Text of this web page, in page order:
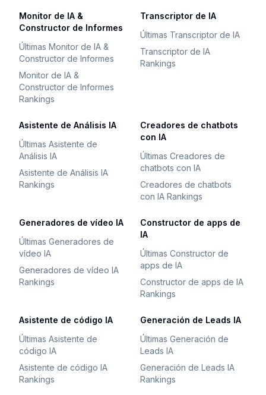
Monitor de IA &
Constructor de Informes
Últimas Monitor de IA &
Constructor de Informes
Monitor de IA &
Constructor de Informes
Rankings
Transcriptor de IA
Últimas Transcriptor de IA
Transcriptor de IA
Rankings
Asistente de Análisis IA
Últimas Asistente de
Análisis IA
Asistente de Análisis IA
Rankings
Creadores de chatbots
con IA
Últimas Creadores de
chatbots con IA
Creadores de chatbots
con IA Rankings
Generadores de vídeo IA
Últimas Generadores de
vídeo IA
Generadores de vídeo IA
Rankings
Constructor de apps de
IA
Últimas Constructor de
apps de IA
Constructor de apps de IA
Rankings
Asistente de código IA
Últimas Asistente de
código IA
Asistente de código IA
Rankings
Generación de Leads IA
Últimas Generación de
Leads IA
Generación de Leads IA
Rankings